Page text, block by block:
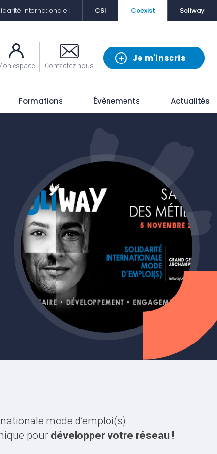
Internationale : CSI Coexist Soliway
espace
Je m'inscris
Contactez-nous
Formations Évènements Actualités
mode d’emploi(s).
pour développer votre réseau !